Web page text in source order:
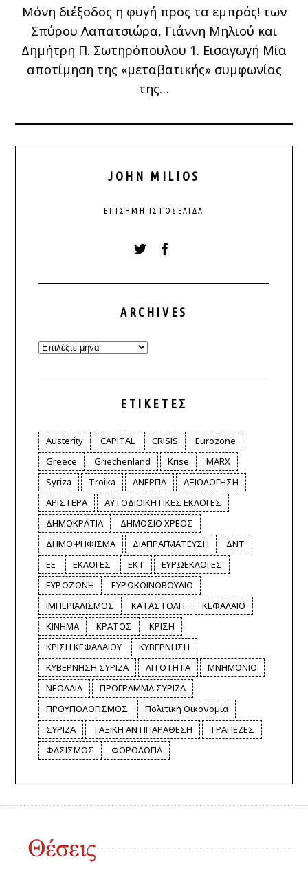
Μόνη διέξοδος η φυγή προς τα εμπρός! των
Σπύρου Λαπατσιώρα, Γιάννη Μηλιού και
Δημήτρη Π. Σωτηρόπουλου 1. Εισαγωγή Μία
αποτίμηση της «μεταβατικής» συμφωνίας
της…
JOHN MILIOS
ΕΠΊΣΗΜΗ ΙΣΤΟΣΕΛΊΔΑ
ARCHIVES
Archives
ΕΤΙΚΈΤΕΣ
Austerity CAPITAL CRISIS
Eurozone
Greece
Griechenland Krise
MARX
Syriza
Troika ΑΝΕΡΓΙΑ
ΑΞΙΟΛΟΓΗΣΗ
ΑΡΙΣΤΕΡΑ
ΑΥΤΟΔΙΟΙΚΗΤΙΚΕΣ ΕΚΛΟΓΕΣ
ΔΗΜΟΚΡΑΤΙΑ
ΔΗΜΟΣΙΟ ΧΡΕΟΣ
ΔΗΜΟΨΗΦΙΣΜΑ
ΔΙΑΠΡΑΓΜΑΤΕΥΣΗ
ΔΝΤ
ΕΕ
ΕΚΛΟΓΕΣ ΕΚΤ
ΕΥΡΩΕΚΛΟΓΕΣ
ΕΥΡΩΖΩΝΗ
ΕΥΡΩΚΟΙΝΟΒΟΥΛΙΟ
ΙΜΠΕΡΙΑΛΙΣΜΟΣ
ΚΑΤΑΣΤΟΛΗ
ΚΕΦΑΛΑΙΟ
ΚΙΝΗΜΑ
ΚΡΑΤΟΣ
ΚΡΙΣΗ
ΚΡΙΣΗ ΚΕΦΑΛΑΙΟΥ
ΚΥΒΕΡΝΗΣΗ
ΚΥΒΕΡΝΗΣΗ ΣΥΡΙΖΑ
ΛΙΤΟΤΗΤΑ
ΜΝΗΜΟΝΙΟ
ΝΕΟΛΑΙΑ
ΠΡΟΓΡΑΜΜΑ ΣΥΡΙΖΑ
ΠΡΟΥΠΟΛΟΓΙΣΜΟΣ
Πολιτική Οικονομία
ΣΥΡΙΖΑ
ΤΑΞΙΚΗ ΑΝΤΙΠΑΡΑΘΕΣΗ
ΤΡΑΠΕΖΕΣ
ΦΑΣΙΣΜΟΣ
ΦΟΡΟΛΟΓΙΑ